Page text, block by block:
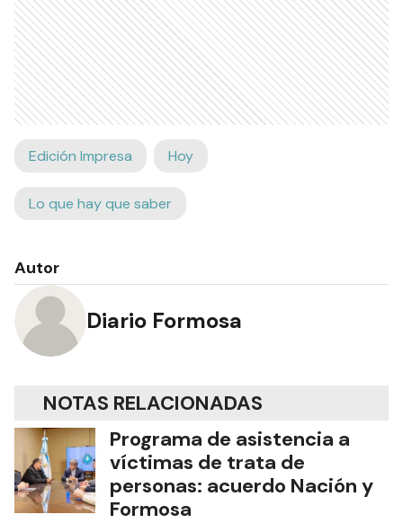
Edición Impresa Hoy
Lo que hay que saber
Autor
Diario Formosa
NOTAS RELACIONADAS
Programa de asistencia a
víctimas de trata de
personas: acuerdo Nación y
Formosa